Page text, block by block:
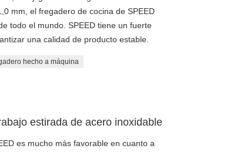
mm, el fregadero de cocina de SPEED
todo el mundo. SPEED tiene un fuerte
una calidad de producto estable.
hecho a máquina
estirada de acero inoxidable
es mucho más favorable en cuanto a